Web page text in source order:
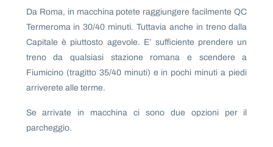
Da Roma, in macchina potete raggiungere facilmente QC
Termeroma in 30/40 minuti. Tuttavia anche in treno dalla
Capitale è piuttosto agevole. E’ sufficiente prendere un
treno da qualsiasi stazione romana e scendere a
Fiumicino (tragitto 35/40 minuti) e in pochi minuti a piedi
arriverete alle terme.
Se arrivate in macchina ci sono due opzioni per il
parcheggio.